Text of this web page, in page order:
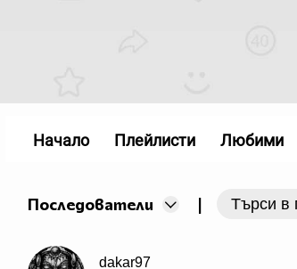
Последователи |
dakar97
Начало Плейлисти Любими